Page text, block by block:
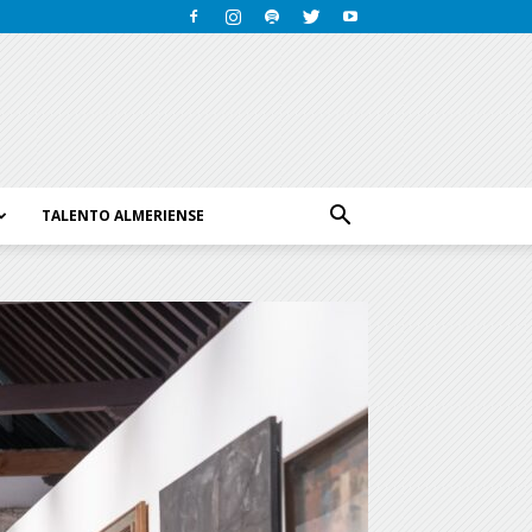
TALENTO ALMERIENSE